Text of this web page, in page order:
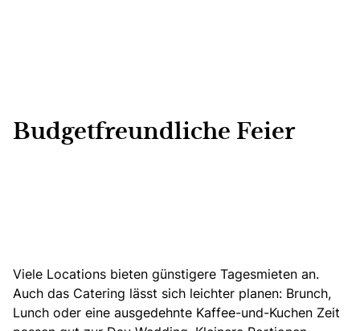
Budgetfreundliche Feier
Viele Locations bieten günstigere Tagesmieten an.
Auch das Catering lässt sich leichter planen: Brunch,
Lunch oder eine ausgedehnte Kaffee-und-Kuchen Zeit